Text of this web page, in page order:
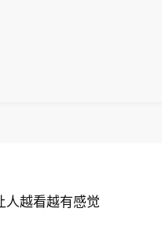
人越看越有感觉